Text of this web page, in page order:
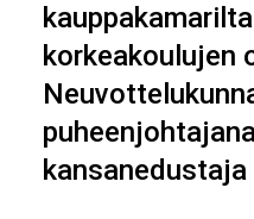
korkeakoulujen